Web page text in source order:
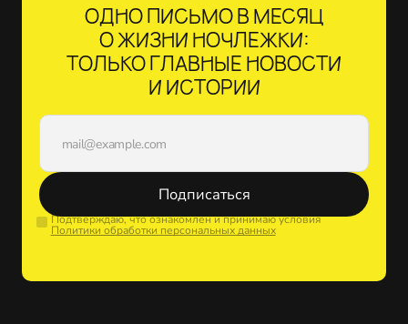
ОДНО ПИСЬМО В МЕСЯЦ
О ЖИЗНИ НОЧЛЕЖКИ:
ТОЛЬКО ГЛАВНЫЕ НОВОСТИ
И ИСТОРИИ
Подписаться
Подтверждаю, что ознакомлен и принимаю условия
Политики обработки персональных данных